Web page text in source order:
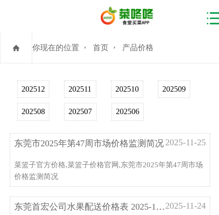
你现在的位置 首页 产品价格
202512 202511 202510 202509
202508 202507 202506
2025-11-25
东莞市2025年第47周市场价格监测简况
菜篮子官方价格,菜篮子价格官网,东莞市2025年第47周市场
价格监测简况
2025-11-24
东莞首宏公司水果配送价格表 2025-11-...